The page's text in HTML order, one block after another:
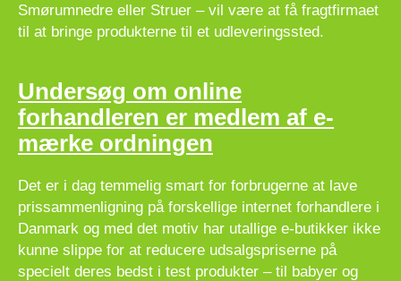
Smørumnedre eller Struer – vil være at få fragtfirmaet
til at bringe produkterne til et udleveringssted.
Undersøg om online
forhandleren er medlem af e-
mærke ordningen
Det er i dag temmelig smart for forbrugerne at lave
prissammenligning på forskellige internet forhandlere i
Danmark og med det motiv har utallige e-butikker ikke
kunne slippe for at reducere udsalgspriserne på
specielt deres bedst i test produkter – til babyer og